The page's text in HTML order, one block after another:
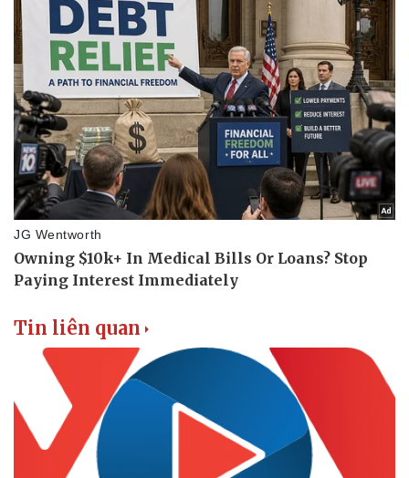
Tin liên quan